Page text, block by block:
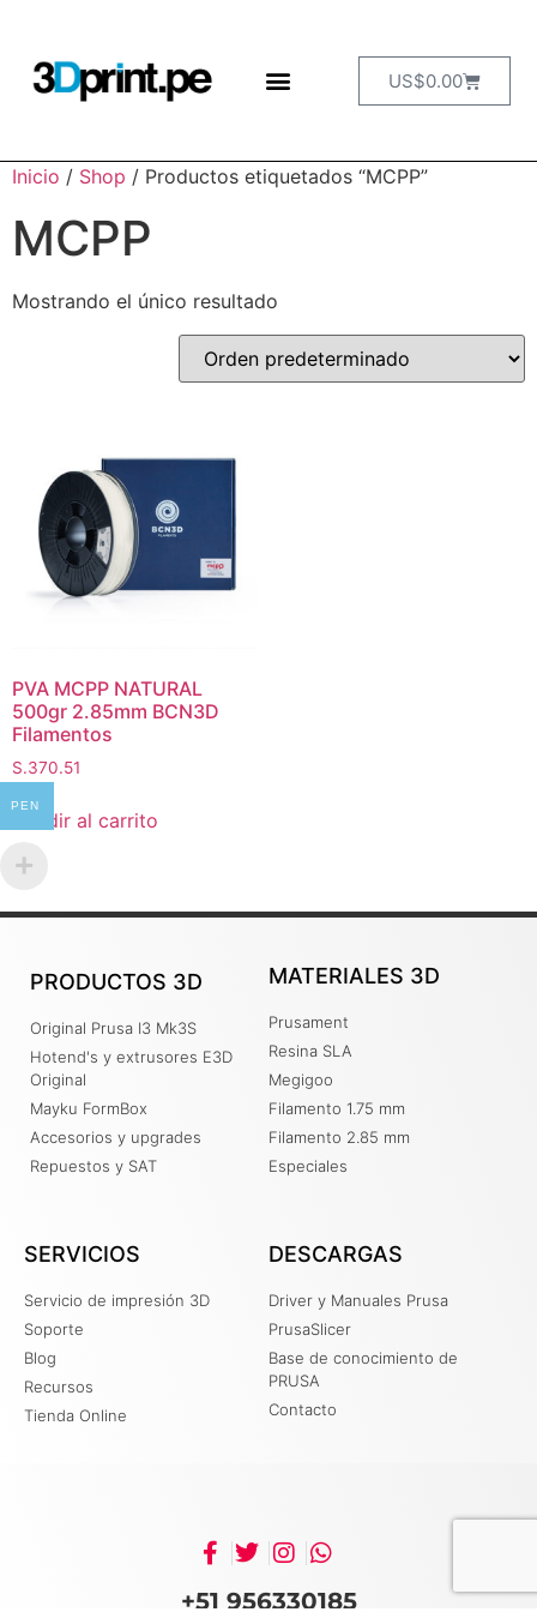
US$0.00
Inicio / Shop / Productos etiquetados “MCPP”
MCPP
Mostrando el único resultado
PVA MCPP NATURAL
500gr 2.85mm BCN3D
Filamentos
S.370.51
Añadir al carrito
PRODUCTOS 3D
Original Prusa I3 Mk3S
Hotend's y extrusores E3D
Original
Mayku FormBox
Accesorios y upgrades
Repuestos y SAT
MATERIALES 3D
Prusament
Resina SLA
Megigoo
Filamento 1.75 mm
Filamento 2.85 mm
Especiales
SERVICIOS
Servicio de impresión 3D
Soporte
Blog
Recursos
Tienda Online
DESCARGAS
Driver y Manuales Prusa
PrusaSlicer
Base de conocimiento de
PRUSA
Contacto
+51 956330185
PEN